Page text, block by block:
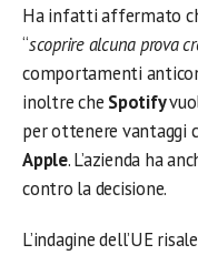
Ha infatti affermato
“scoprire alcuna prova
comportamenti
inoltre che Spotify
per ottenere vantaggi
Apple. L’azienda ha
contro la decisione.
L’indagine dell’UE